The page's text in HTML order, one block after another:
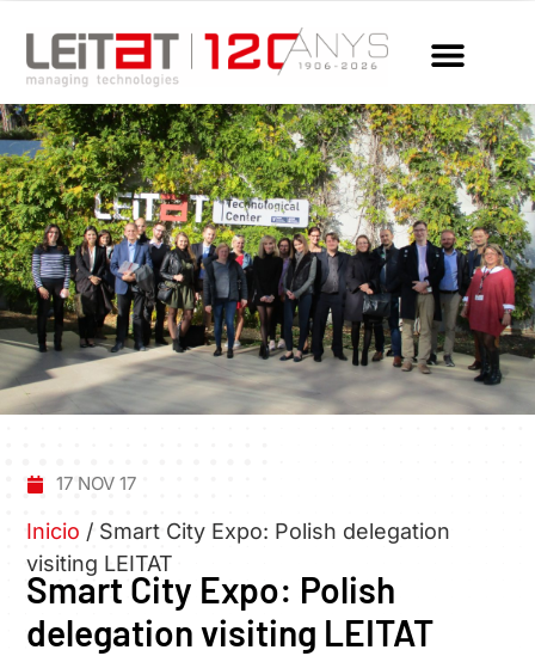
17 NOV 17
Inicio / Smart City Expo: Polish delegation
visiting LEITAT
Smart City Expo: Polish
delegation visiting LEITAT